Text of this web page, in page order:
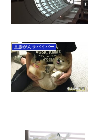
直腸がんサバイバー